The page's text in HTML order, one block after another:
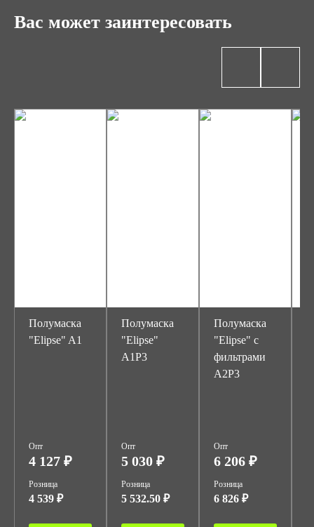
Вас может заинтересовать
Полумаска
"Elipse" A1
Опт
4 127 ₽
Розница
4 539 ₽
Полумаска
"Elipse"
A1P3
Опт
5 030 ₽
Розница
5 532.50 ₽
Полумаска
"Elipse" с
фильтрами
A2P3
Опт
6 206 ₽
Розница
6 826 ₽